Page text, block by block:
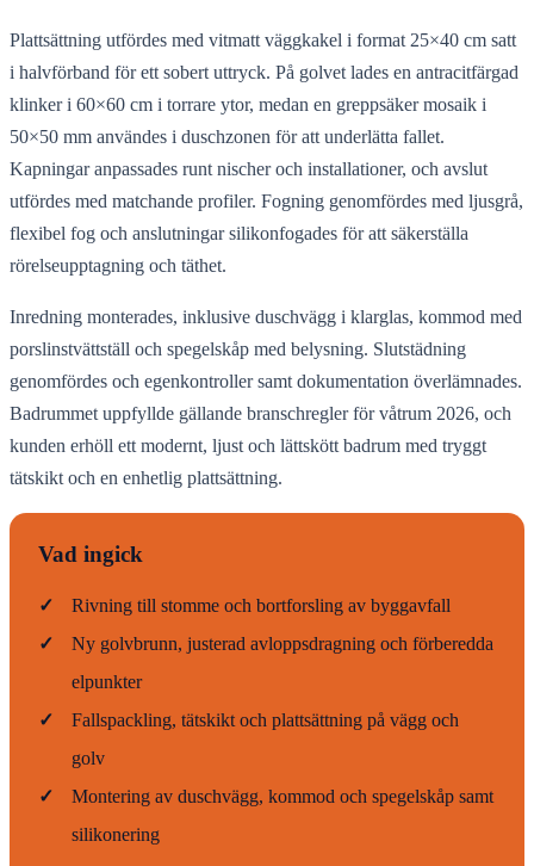
Plattsättning utfördes med vitmatt väggkakel i format 25×40 cm satt
i halvförband för ett sobert uttryck. På golvet lades en antracitfärgad
klinker i 60×60 cm i torrare ytor, medan en greppsäker mosaik i
50×50 mm användes i duschzonen för att underlätta fallet.
Kapningar anpassades runt nischer och installationer, och avslut
utfördes med matchande profiler. Fogning genomfördes med ljusgrå,
flexibel fog och anslutningar silikonfogades för att säkerställa
rörelseupptagning och täthet.
Inredning monterades, inklusive duschvägg i klarglas, kommod med
porslinstvättställ och spegelskåp med belysning. Slutstädning
genomfördes och egenkontroller samt dokumentation överlämnades.
Badrummet uppfyllde gällande branschregler för våtrum 2026, och
kunden erhöll ett modernt, ljust och lättskött badrum med tryggt
tätskikt och en enhetlig plattsättning.
Vad ingick
✓
Rivning till stomme och bortforsling av byggavfall
✓
Ny golvbrunn, justerad avloppsdragning och förberedda
elpunkter
✓
Fallspackling, tätskikt och plattsättning på vägg och
golv
✓
Montering av duschvägg, kommod och spegelskåp samt
silikonering